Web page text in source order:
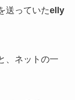
送っていたelly
、ネットの一